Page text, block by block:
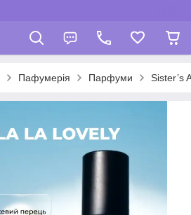
Пафумерія Парфуми Sister’s